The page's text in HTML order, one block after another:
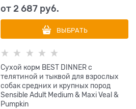
от2 687 руб.
ВЫБРАТЬ
Сухой корм BEST DINNER с
телятиной и тыквой для взрослых
собак средних и крупных пород
Sensible Adult Medium & Maxi Veal &
Pumpkin